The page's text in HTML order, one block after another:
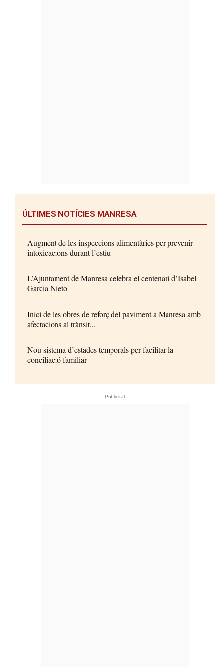
ÚLTIMES NOTÍCIES MANRESA
Augment de les inspeccions alimentàries per prevenir
intoxicacions durant l’estiu
L’Ajuntament de Manresa celebra el centenari d’Isabel
Garcia Nieto
Inici de les obres de reforç del paviment a Manresa amb
afectacions al trànsit...
Nou sistema d’estades temporals per facilitar la
conciliació familiar
- Publicitat -